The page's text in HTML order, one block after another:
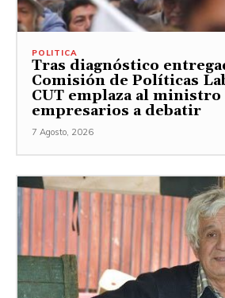
POLITICA
Tras diagnóstico
Comisión de Políticas
CUT emplaza al ministro
empresarios a debatir
7 Agosto, 2026